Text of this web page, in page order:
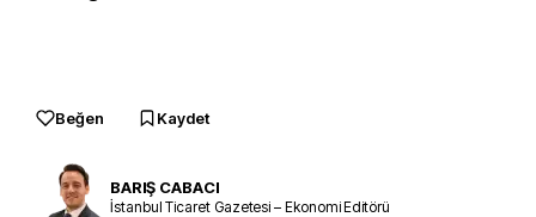
Beğen Kaydet
BARIŞ CABACI
İstanbul Ticaret Gazetesi – Ekonomi Editörü